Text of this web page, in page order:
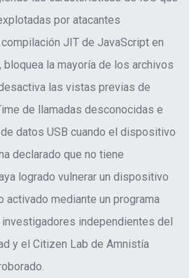
por atacantes
JIT de JavaScript en
la mayoría de los archivos
las vistas previas de
de llamadas desconocidas e
datos USB cuando el dispositivo
declarado que no tiene
logrado vulnerar un dispositivo
activado mediante un programa
independientes del
y el Citizen Lab de Amnistía